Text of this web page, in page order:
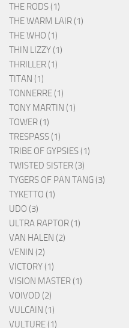
THE RODS (1)
THE WARM LAIR (1)
THE WHO (1)
THIN LIZZY (1)
THRILLER (1)
TITAN (1)
TONNERRE (1)
TONY MARTIN (1)
TOWER (1)
TRESPASS (1)
TRIBE OF GYPSIES (1)
TWISTED SISTER (3)
TYGERS OF PAN TANG (3)
TYKETTO (1)
UDO (3)
ULTRA RAPTOR (1)
VAN HALEN (2)
VENIN (2)
VICTORY (1)
VISION MASTER (1)
VOIVOD (2)
VULCAIN (1)
VULTURE (1)